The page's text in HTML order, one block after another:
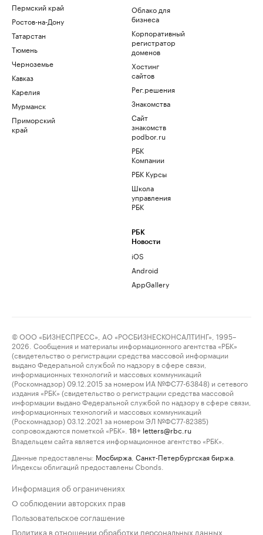
Пермский край
Ростов-на-Дону
Татарстан
Тюмень
Черноземье
Кавказ
Карелия
Мурманск
Приморский
край
Облако для
бизнеса
Корпоративный
регистратор
доменов
Хостинг
сайтов
Рег.решения
Знакомства
Сайт
знакомств
podbor.ru
РБК
Компании
РБК Курсы
Школа
управления
РБК
РБК
Новости
iOS
Android
AppGallery
© ООО «БИЗНЕСПРЕСС», АО «РОСБИЗНЕСКОНСАЛТИНГ», 1995–
2026. Сообщения и материалы информационного агентства «РБК»
(свидетельство о регистрации средства массовой информации
выдано Федеральной службой по надзору в сфере связи,
информационных технологий и массовых коммуникаций
(Роскомнадзор) 09.12.2015 за номером ИА №ФС77-63848) и сетевого
издания «РБК» (свидетельство о регистрации средства массовой
информации выдано Федеральной службой по надзору в сфере связи,
информационных технологий и массовых коммуникаций
(Роскомнадзор) 03.12.2021 за номером ЭЛ №ФС77-82385)
сопровождаются пометкой «РБК».
18+ letters@rbc.ru
Владельцем сайта является информационное агентство «РБК».
Данные предоставлены: Мосбиржа Санкт-Петербургская биржа
Индексы облигаций предоставлены Cbonds.
Информация об ограничениях
О соблюдении авторских прав
Пользовательское соглашение
Политика в отношении обработки персональных данных